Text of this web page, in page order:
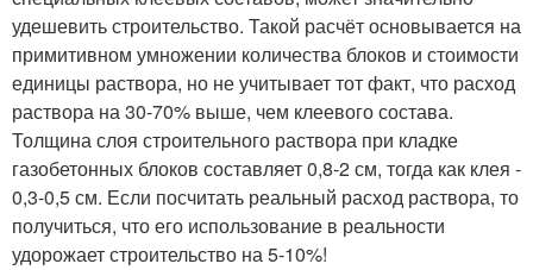
удешевить строительство. Такой расчёт основывается на
примитивном умножении количества блоков и стоимости
единицы раствора, но не учитывает тот факт, что расход
раствора на 30-70% выше, чем клеевого состава.
Толщина слоя строительного раствора при кладке
газобетонных блоков составляет 0,8-2 см, тогда как клея -
0,3-0,5 см. Если посчитать реальный расход раствора, то
получиться, что его использование в реальности
удорожает строительство на 5-10%!